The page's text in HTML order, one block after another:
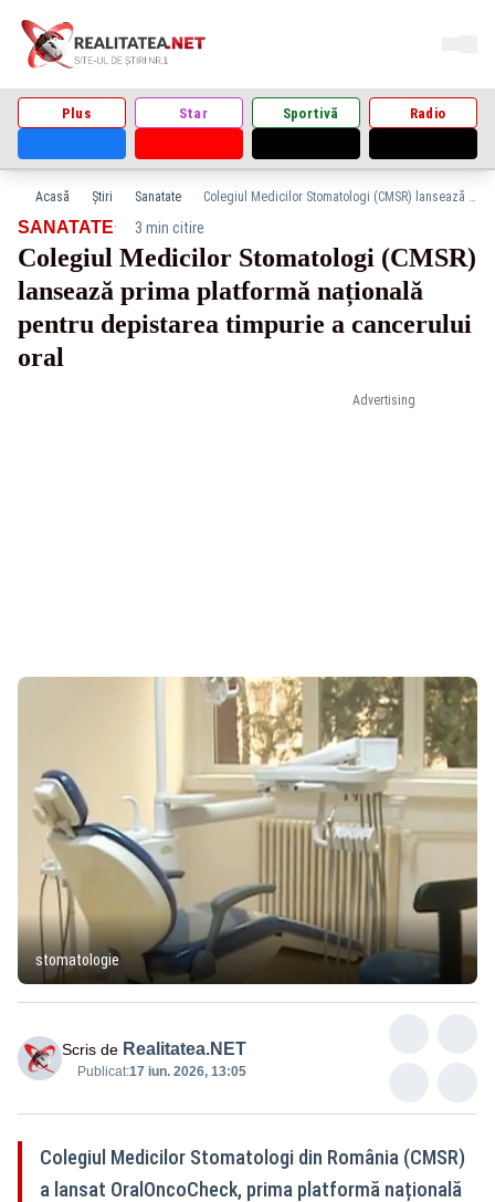
Plus Star Sportivă Radio
Acasă Știri Sanatate Colegiul Medicilor Stomatologi (CMSR) lansează prima platformă națională pentru depistarea timpurie a cancerului oral
Advertising
SANATATE· 3 min citire
Colegiul Medicilor Stomatologi (CMSR)
lansează prima platformă națională
pentru depistarea timpurie a cancerului
oral
stomatologie
Scris de Realitatea.NET
Publicat:17 iun. 2026, 13:05
Colegiul Medicilor Stomatologi din România (CMSR)
a lansat OralOncoCheck, prima platformă națională